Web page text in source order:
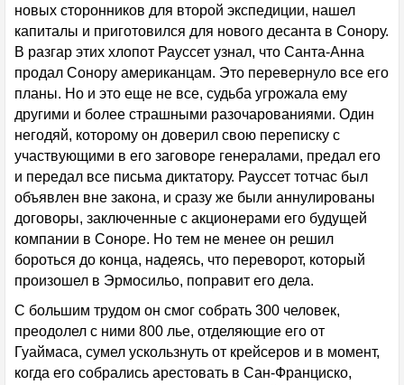
новых сторонников для второй экспедиции, нашел
капиталы и приготовился для нового десанта в Сонору.
В разгар этих хлопот Рауссет узнал, что Санта-Анна
продал Сонору американцам. Это перевернуло все его
планы. Но и это еще не все, судьба угрожала ему
другими и более страшными разочарованиями. Один
негодяй, которому он доверил свою переписку с
участвующими в его заговоре генералами, предал его
и передал все письма диктатору. Рауссет тотчас был
объявлен вне закона, и сразу же были аннулированы
договоры, заключенные с акционерами его будущей
компании в Соноре. Но тем не менее он решил
бороться до конца, надеясь, что переворот, который
произошел в Эрмосильо, поправит его дела.
С большим трудом он смог собрать 300 человек,
преодолел с ними 800 лье, отделяющие его от
Гуаймаса, сумел ускользнуть от крейсеров и в момент,
когда его собрались арестовать в Сан-Франциско,